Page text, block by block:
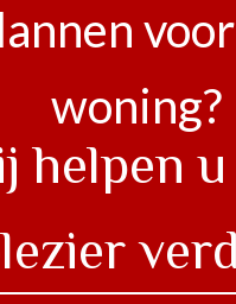
woning?
helpen